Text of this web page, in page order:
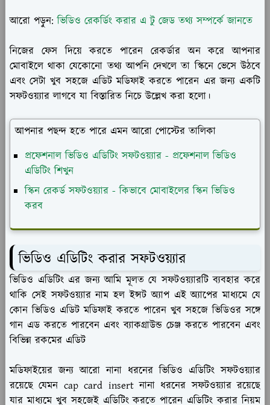
আরো পড়ুন:ভিডিও রেকর্ডিং করার এ টু জেড তথ্য সম্পর্কে জানতে
নিজের ফেস দিয়ে করতে পারেন রেকর্ডার অন করে আপনার
মোবাইলে থাকা যেকোনো তথ্য আপনি দেখলে তা স্কিনে ভেসে উঠবে
এবং সেটা খুব সহজে এডিট মডিফাই করতে পারেন এর জন্য একটি
সফটওয়্যার লাগবে যা বিস্তারিত নিচে উল্লেখ করা হলো।
আপনার পছন্দ হতে পারে এমন আরো পোস্টের তালিকা
প্রফেশনাল ভিডিও এডিটিং সফটওয়্যার - প্রফেশনাল ভিডিও
এডিটিং শিখুন
স্কিন রেকর্ড সফটওয়্যার - কিভাবে মোবাইলের স্কিন ভিডিও
করব
ভিডিও এডিটিং করার সফটওয়্যার
ভিডিও এডিটিং এর জন্য আমি মূলত যে সফটওয়্যারটি ব্যবহার করে
থাকি সেই সফটওয়্যার নাম হল ইন্সট অ্যাপ এই অ্যাপের মাধ্যমে যে
কোন ভিডিও এডিট মডিফাই করতে পারেন খুব সহজে ভিডিওর সঙ্গে
গান এড করতে পারবেন এবং ব্যাকগ্রাউন্ড চেঞ্জ করতে পারবেন এবং
বিভিন্ন রকমের এডিট
মডিফাইয়ের জন্য আরো নানা ধরনের ভিডিও এডিটিং সফটওয়্যার
রয়েছে যেমন cap card insert নানা ধরনের সফটওয়্যার রয়েছে
যার মাধ্যমে খুব সহজেই এডিটিং করতে পারেন এডিটিং করার নিয়ম